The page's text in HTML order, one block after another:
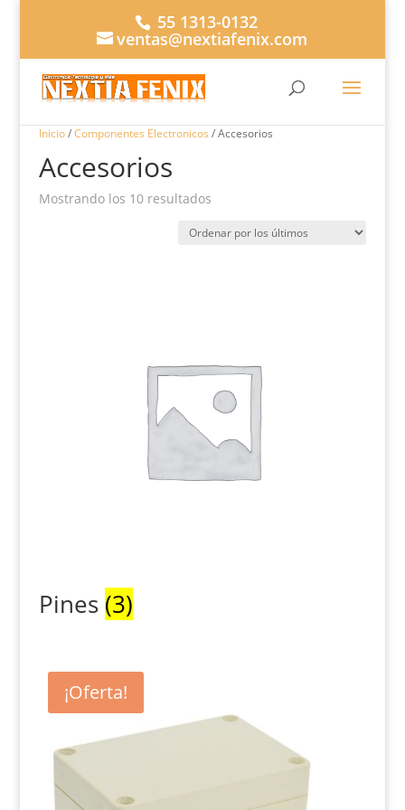
55 1313-0132
ventas@nextiafenix.com
Buscar...
Inicio/Componentes Electronicos / Accesorios
Accesorios
Mostrando los 10 resultadosOrdenado
los
Pines (3)
¡Oferta!